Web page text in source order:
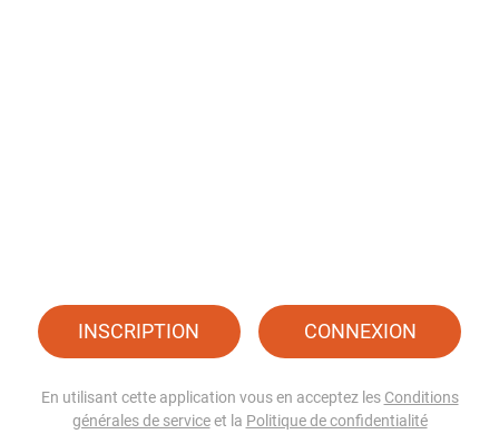
INSCRIPTION CONNEXION
En utilisant cette application vous en acceptez les Conditions
générales de serviceet la Politique de confidentialité